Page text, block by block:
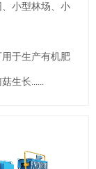
小型林场、小
于生产有机肥
生长......